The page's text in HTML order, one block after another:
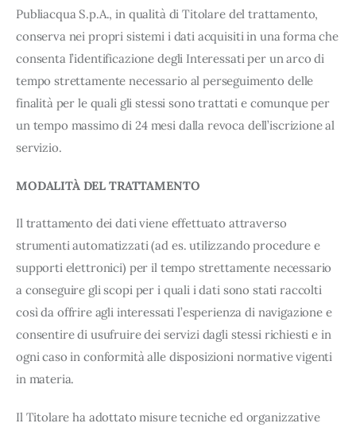
linea con le preferenze manifestate dall’Utente e con i
consensi dallo stesso prestati, i cookie possono essere
inoltre utilizzati per analizzare il traffico sul nostro sito
fornire funzionalità dei social media, condividendo
informazioni sul modo in cui l’Utente utilizza il nostro sito
con i nostri partner. Tali soggetti, che si occupano di
analisi dei dati web, pubblicità e social media, potrebbero
che l’Utente ha fornito loro o che hanno raccolto dal suo
Cliccando su "Accetta tutti", l'Utente accetta di
memorizzare tutti i cookie sul dispositivo per le finalità
sopra indicate.
Cliccando su "Personalizza" l’Utente può gestire
direttamente le proprie preferenze selezionando i singoli
cookie desiderati e le terze parti destinatarie della
condivisione di informazioni sopra indicata.
Cliccando su "Rifiuta" o sulla "X" posizionata in alto a
Publiacqua S.p.A., in qualità di Titolare del trattamento,
conserva nei propri sistemi i dati acquisiti in una forma che
consenta l’identificazione degli Interessati per un arco di
tempo strettamente necessario al perseguimento delle
finalità per le quali gli stessi sono trattati e comunque per
un tempo massimo di 24 mesi dalla revoca dell’iscrizione al
servizio.
MODALITÀ DEL TRATTAMENTO
Il trattamento dei dati viene effettuato attraverso
strumenti automatizzati (ad es. utilizzando procedure e
supporti elettronici) per il tempo strettamente necessario
a conseguire gli scopi per i quali i dati sono stati raccolti
così da offrire agli interessati l’esperienza di navigazione e
consentire di usufruire dei servizi dagli stessi richiesti e in
ogni caso in conformità alle disposizioni normative vigenti
in materia.
Il Titolare ha adottato misure tecniche ed organizzative